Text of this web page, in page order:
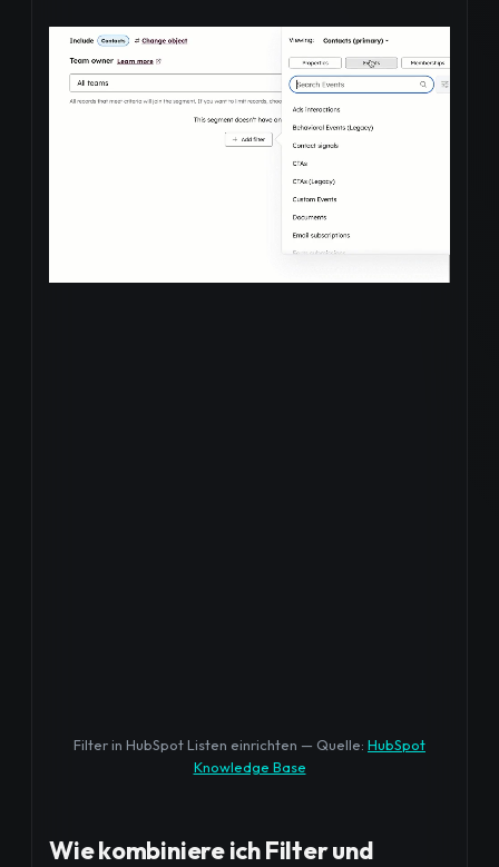
Filter in HubSpot Listen einrichten — Quelle: HubSpot
Knowledge Base
Wie kombiniere ich Filter und